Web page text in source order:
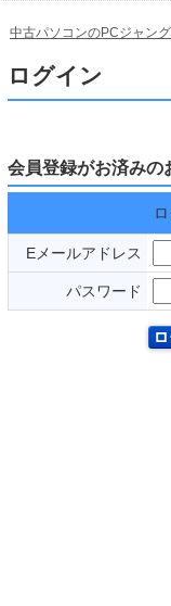
中古パソコンのPCジャン
ログイン
会員登録がお済みの
Eメールアドレス
パスワード